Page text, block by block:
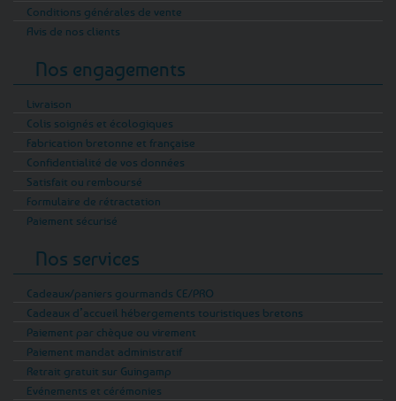
Conditions générales de vente
Avis de nos clients
Nos engagements
Livraison
Colis soignés et écologiques
Fabrication bretonne et française
Confidentialité de vos données
Satisfait ou remboursé
Formulaire de rétractation
Paiement sécurisé
Nos services
Cadeaux/paniers gourmands CE/PRO
Cadeaux d’accueil hébergements touristiques bretons
Paiement par chèque ou virement
Paiement mandat administratif
Retrait gratuit sur Guingamp
Evénements et cérémonies